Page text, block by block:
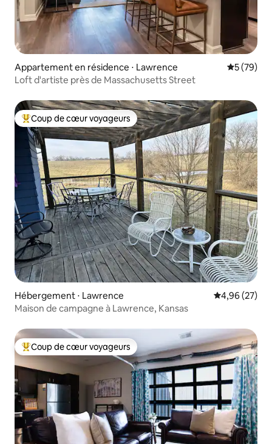
Appartement en résidence ⋅ Lawrence
5 (79)
Loft d'artiste près de Massachusetts Street
Coups de cœur voyageurs les plus appréciés
Coup de cœur voyageurs
Hébergement ⋅ Lawrence Évaluation
4,96 (27)
Maison de campagne à Lawrence, Kansas
Coups de cœur voyageurs les plus appréciés
Coup de cœur voyageurs